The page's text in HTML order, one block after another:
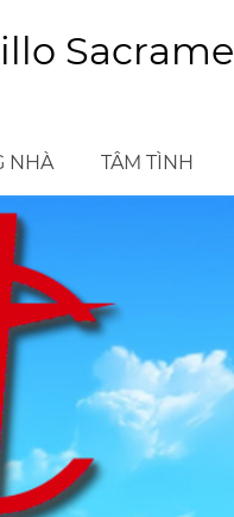
NHÀ TÂM TÌNH